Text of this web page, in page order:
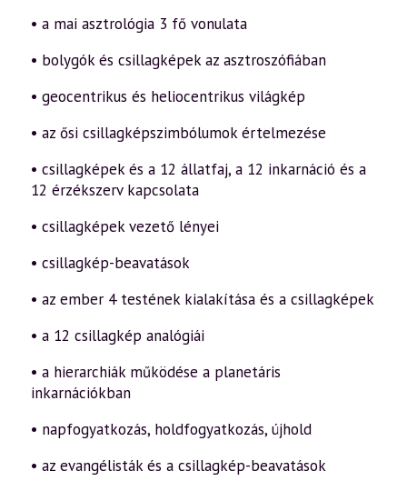
(1999.11.21.)
mennyiség
• a mai asztrológia 3 fő vonulata
• bolygók és csillagképek az asztroszófiában
• geocentrikus és heliocentrikus világkép
• az ősi csillagképszimbólumok értelmezése
• csillagképek és a 12 állatfaj, a 12 inkarnáció és a
12 érzékszerv kapcsolata
• csillagképek vezető lényei
• csillagkép-beavatások
• az ember 4 testének kialakítása és a csillagképek
• a 12 csillagkép analógiái
• a hierarchiák működése a planetáris
inkarnációkban
• napfogyatkozás, holdfogyatkozás, újhold
• az evangélisták és a csillagkép-beavatások